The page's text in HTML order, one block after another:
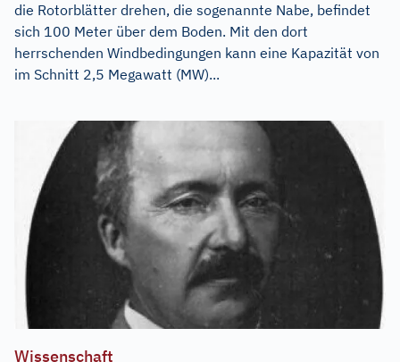
die Rotorblätter drehen, die sogenannte Nabe, befindet
sich 100 Meter über dem Boden. Mit den dort
herrschenden Windbedingungen kann eine Kapazität von
im Schnitt 2,5 Megawatt (MW)...
Wissenschaft